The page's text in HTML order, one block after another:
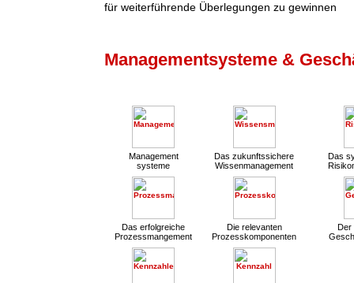
für weiterführende Überlegungen zu gewinnen
Managementsysteme &
Management
systeme
Das zukunftssichere
Wissenmanagement
Das
Das erfolgreiche
Prozessmangement
Die relevanten
Prozesskomponenten
Der